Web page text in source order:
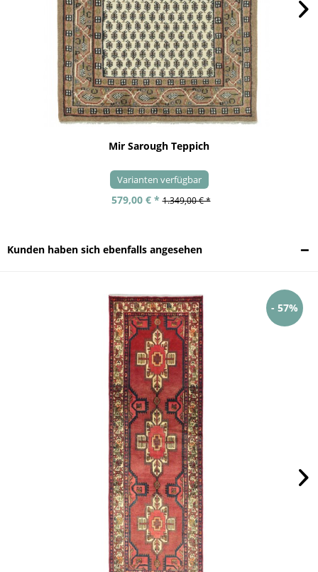
Mir Sarough Teppich
Varianten verfügbar
579,00 € * 1.349,00 € *
Kunden haben sich ebenfalls angesehen
- 57%